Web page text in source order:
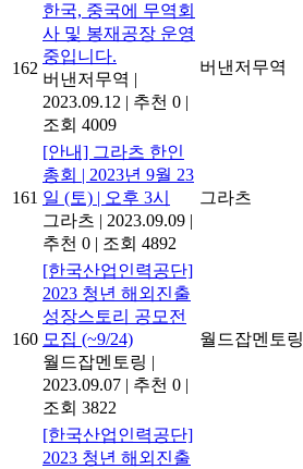
162
한국, 중국에 무역회
사 및 봉재공장 운영
중입니다.
버낸저무역 |
2023.09.12 | 추천 0 |
조회 4009
버낸저무역
161
[안내] 그라츠 한인
총회 | 2023년 9월 23
일 (토) | 오후 3시
그라츠 | 2023.09.09 |
추천 0 | 조회 4892
그라츠
160
[한국산업인력공단]
2023 청년 해외진출
성장스토리 공모전
모집 (~9/24)
월드잡멘토링 |
2023.09.07 | 추천 0 |
조회 3822
월드잡멘토링
[한국산업인력공단]
2023 청년 해외진출